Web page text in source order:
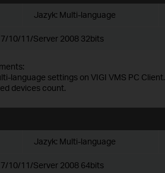
Jazyk: Multi-language
10/11/Server 2008 32bits
language settings on VIGI VMS PC Client.
devices count.
Jazyk: Multi-language
10/11/Server 2008 64bits